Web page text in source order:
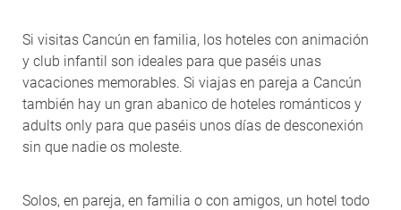
Si visitas Cancún en familia, los hoteles con animación
y club infantil son ideales para que paséis unas
vacaciones memorables. Si viajas en pareja a Cancún
también hay un gran abanico de hoteles románticos y
adults only para que paséis unos días de desconexión
sin que nadie os moleste.
Solos, en pareja, en familia o con amigos, un hotel todo